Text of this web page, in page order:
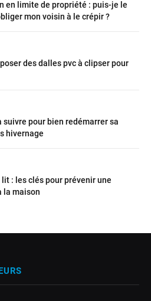
en limite de propriété : puis-je le
mon voisin à le crépir ?
des dalles pvc à clipser pour
suivre pour bien redémarrer sa
hivernage
lit : les clés pour prévenir une
la maison